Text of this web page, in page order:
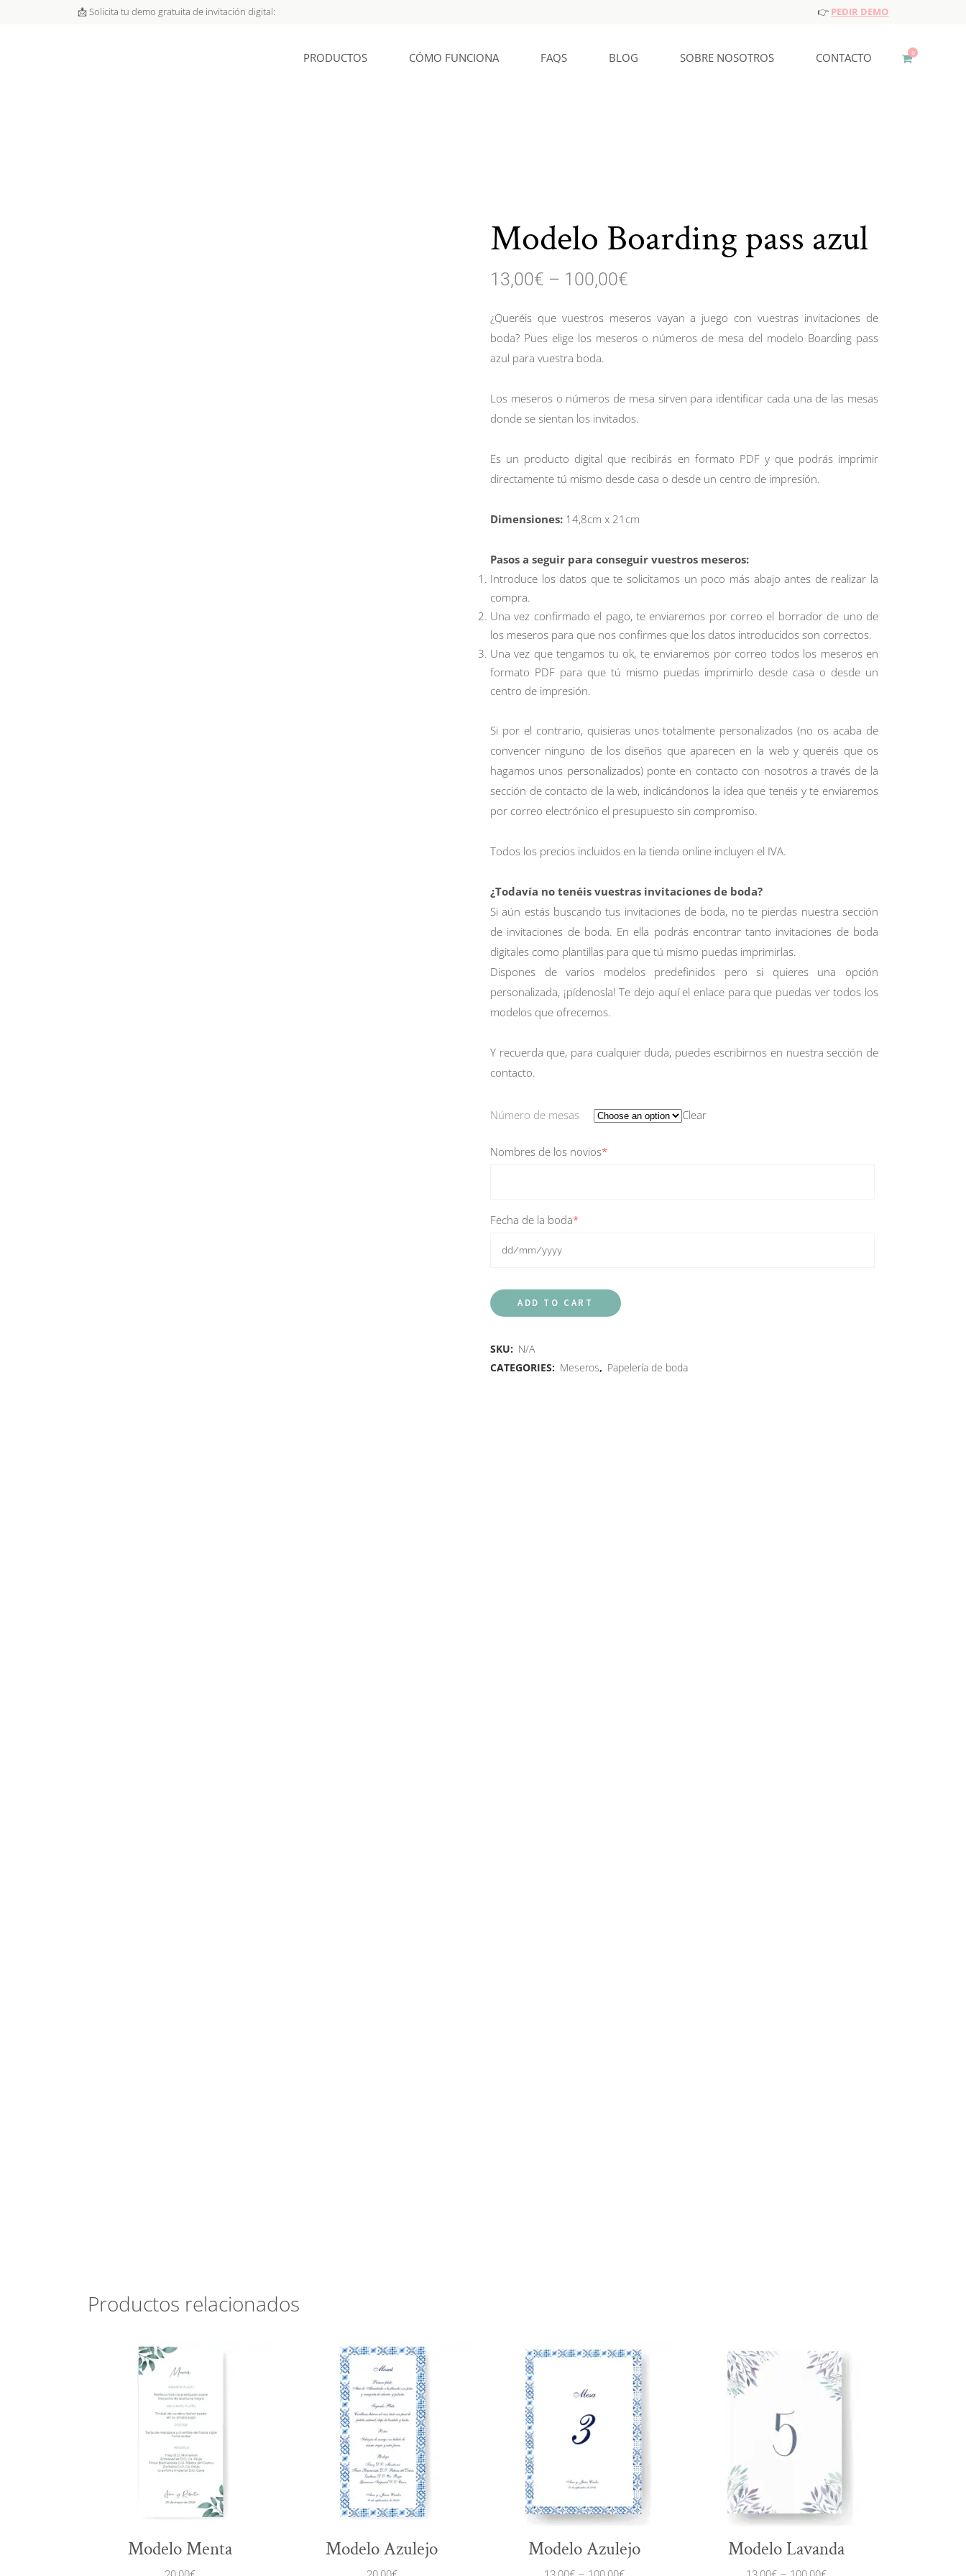
📩 Solicita tu demo gratuita de invitación digital: 👉 PEDIR DEMO
0
PRODUCTOS CÓMO FUNCIONA FAQS BLOG SOBRE NOSOTROS CONTACTO
Modelo Boarding pass azul
13,00€ – 100,00€
¿Queréis que vuestros meseros vayan a juego con vuestras invitaciones de
boda? Pues elige los meseros o números de mesa del modelo Boarding pass
azul para vuestra boda.
Los meseros o números de mesa sirven para identificar cada una de las mesas
donde se sientan los invitados.
Es un producto digital que recibirás en formato PDF y que podrás imprimir
directamente tú mismo desde casa o desde un centro de impresión.
Dimensiones: 14,8cm x 21cm
Pasos a seguir para conseguir vuestros meseros:
Introduce los datos que te solicitamos un poco más abajo antes de realizar la
compra.
Una vez confirmado el pago, te enviaremos por correo el borrador de uno de
los meseros para que nos confirmes que los datos introducidos son correctos.
Una vez que tengamos tu ok, te enviaremos por correo todos los meseros en
formato PDF para que tú mismo puedas imprimirlo desde casa o desde un
centro de impresión.
Si por el contrario, quisieras unos totalmente personalizados (no os acaba de
convencer ninguno de los diseños que aparecen en la web y queréis que os
hagamos unos personalizados) ponte en contacto con nosotros a través de la
sección de contacto de la web, indicándonos la idea que tenéis y te enviaremos
por correo electrónico el presupuesto sin compromiso.
Todos los precios incluidos en la tienda online incluyen el IVA.
¿Todavía no tenéis vuestras invitaciones de boda?
Si aún estás buscando tus invitaciones de boda, no te pierdas nuestra sección
de invitaciones de boda. En ella podrás encontrar tanto invitaciones de boda
digitales como plantillas para que tú mismo puedas imprimirlas.
Dispones de varios modelos predefinidos pero si quieres una opción
personalizada, ¡pídenosla! Te dejo aquíel enlace para que puedas ver todos los
modelos que ofrecemos.
Y recuerda que, para cualquier duda, puedes escribirnos en nuestra sección de
contacto.
Número de mesas Clear
Nombres de los novios*
Fecha de la boda*
ADD TO CART
SKU: N/A
CATEGORIES: Meseros, Papelería de boda
Productos relacionados
Modelo Menta Modelo Azulejo Modelo Azulejo Modelo Lavanda